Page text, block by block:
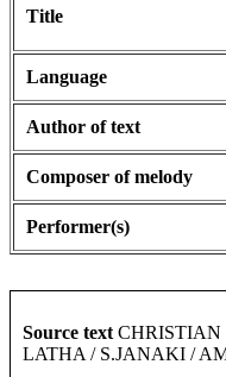
Title
Language
Author of text
Composer of melody
Performer(s)
Source textCHRISTIAN
LATHA / S.JANAKI /